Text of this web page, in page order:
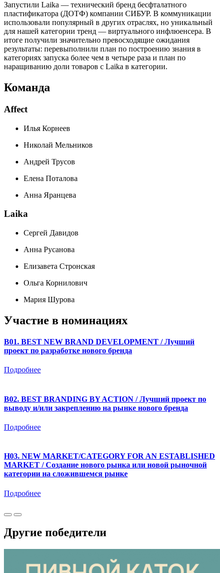
Запустили Laika — технический бренд бесфталатного
пластификатора (ДОТФ) компании СИБУР. В коммуникации
использовали популярный в других отраслях, но уникальный
для нашей категории тренд — виртуального инфлюенсера. В
итоге получили значительно превосходящие ожидания
результаты: перевыполнили план по построению знания в
категориях запуска более чем в четыре раза и план по
наращиванию доли товаров с Laika в категории.
Команда
Affect
Илья Корнеев
Николай Мельников
Андрей Трусов
Елена Поталова
Анна Яранцева
Laika
Сергей Давидов
Анна Русанова
Елизавета Стронская
Ольга Корнилович
Мария Шурова
Участие в номинациях
B01. BEST NEW BRAND DEVELOPMENT / Лучший
проект по разработке нового бренда
Подробнее
B02. BEST BRANDING BY ACTION / Лучший проект по
выводу и/или закреплению на рынке нового бренда
Подробнее
H03. NEW MARKET/CATEGORY FOR AN ESTABLISHED
MARKET / Создание нового рынка или новой рыночной
категории на сложившемся рынке
Подробнее
Другие победители